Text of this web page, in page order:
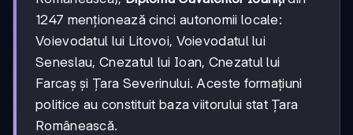
1247 menționează cinci autonomii locale:
Voievodatul lui Litovoi, Voievodatul lui
Seneslau, Cnezatul lui Ioan, Cnezatul lui
Farcaș și Țara Severinului. Aceste formațiuni
politice au constituit baza viitorului stat Țara
Românească.